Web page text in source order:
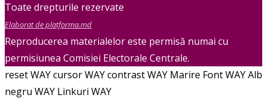
Toate drepturile rezervate
Elaborat de platforma.md
Reproducerea materialelor este permisă numai cu
permisiunea Comisiei Electorale Centrale.
reset WAYcursor WAYcontrast WAY Marire Font WAYAlb
negru WAY Linkuri WAY